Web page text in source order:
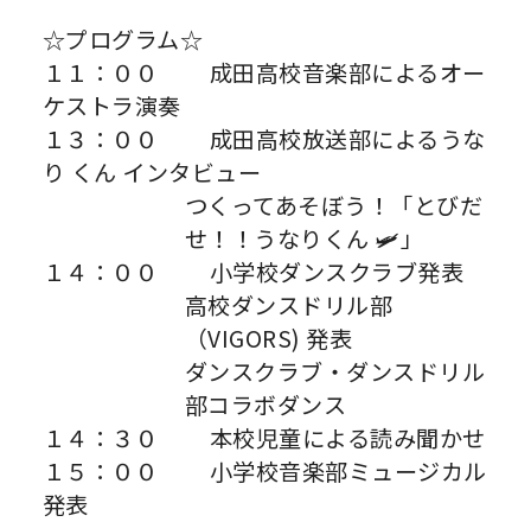
☆プログラム☆
１１：００ 成田高校音楽部によるオー
ケストラ演奏
１３：００ 成田高校放送部によるうな
り くん インタビュー
つくってあそぼう！「とびだ
せ！！うなりくん 🛩」
１４：００ 小学校ダンスクラブ発表
高校ダンスドリル部
（VIGORS) 発表
ダンスクラブ・ダンスドリル
部コラボダンス
１４：３０ 本校児童による読み聞かせ
１５：００ 小学校音楽部ミュージカル
発表